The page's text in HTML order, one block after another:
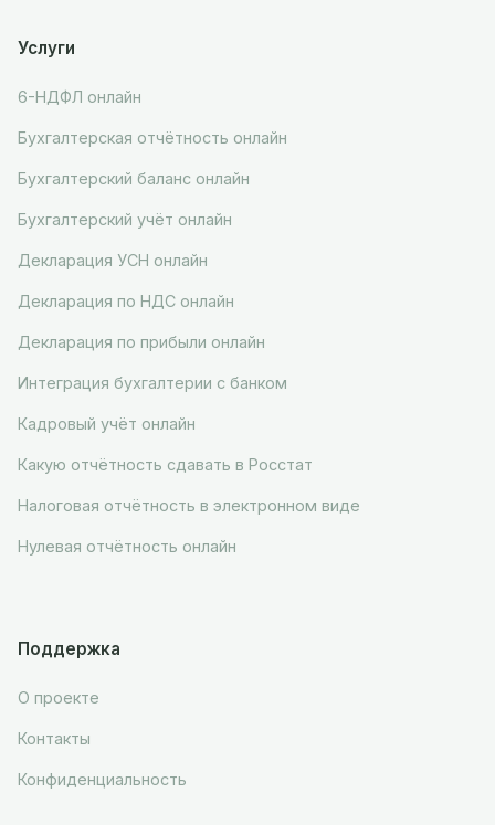
Услуги
6-НДФЛ онлайн
Бухгалтерская отчётность онлайн
Бухгалтерский баланс онлайн
Бухгалтерский учёт онлайн
Декларация УСН онлайн
Декларация по НДС онлайн
Декларация по прибыли онлайн
Интеграция бухгалтерии с банком
Кадровый учёт онлайн
Какую отчётность сдавать в Росстат
Налоговая отчётность в электронном виде
Нулевая отчётность онлайн
Поддержка
О проекте
Контакты
Конфиденциальность